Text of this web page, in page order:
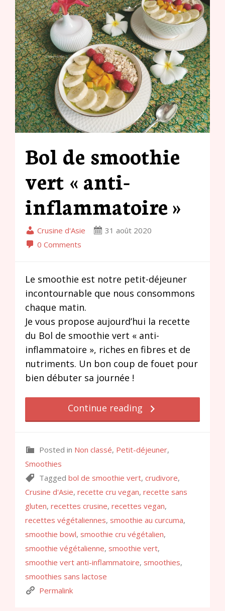
Bol de smoothie
vert « anti-
inflammatoire »
Crusine d'Asie
31 août 2020
0 Comments
Le smoothie est notre petit-déjeuner
incontournable que nous consommons
chaque matin.
Je vous propose aujourd’hui la recette
du Bol de smoothie vert « anti-
inflammatoire », riches en fibres et de
nutriments. Un bon coup de fouet pour
bien débuter sa journée !
Continue reading
Posted in Non classé, Petit-déjeuner,
Smoothies
Tagged bol de smoothie vert, crudivore,
Crusine d'Asie, recette cru vegan, recette sans
gluten, recettes crusine, recettes vegan,
recettes végétaliennes, smoothie au curcuma,
smoothie bowl, smoothie cru végétalien,
smoothie végétalienne, smoothie vert,
smoothie vert anti-inflammatoire, smoothies,
smoothies sans lactose
Permalink